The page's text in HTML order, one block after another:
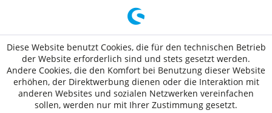
Diese Website benutzt Cookies, die für den technischen Betrieb
der Website erforderlich sind und stets gesetzt werden.
Andere Cookies, die den Komfort bei Benutzung dieser Website
erhöhen, der Direktwerbung dienen oder die Interaktion mit
anderen Websites und sozialen Netzwerken vereinfachen
sollen, werden nur mit Ihrer Zustimmung gesetzt.